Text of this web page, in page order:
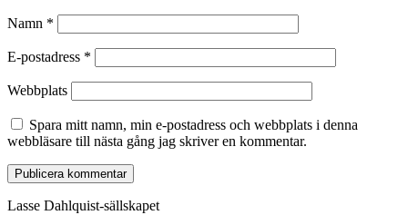
Namn *
E-postadress *
Webbplats
Spara mitt namn, min e-postadress och webbplats i denna
webbläsare till nästa gång jag skriver en kommentar.
Lasse Dahlquist-sällskapet